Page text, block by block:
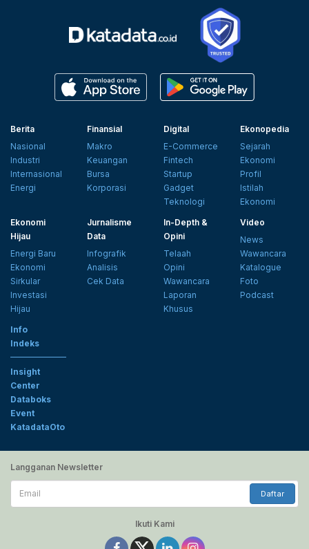
Berita
Nasional
Industri
Internasional
Energi
Finansial
Makro
Keuangan
Bursa
Korporasi
Digital
E-Commerce
Fintech
Startup
Gadget
Teknologi
Ekonopedia
Sejarah
Ekonomi
Profil
Istilah
Ekonomi
Ekonomi
Hijau
Energi Baru
Ekonomi
Sirkular
Investasi
Hijau
Jurnalisme
Data
Infografik
Analisis
Cek Data
In-Depth &
Opini
Telaah
Opini
Wawancara
Laporan
Khusus
Video
News
Wawancara
Katalogue
Foto
Podcast
Info
Indeks
Insight
Center
Databoks
Event
KatadataOto
Langganan Newsletter
Email
Daftar
Ikuti Kami